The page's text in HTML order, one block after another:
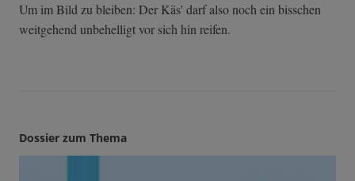
Um im Bild zu bleiben: Der Käs' darf also noch ein bisschen
weitgehend unbehelligt vor sich hin reifen.
Dossier zum Thema